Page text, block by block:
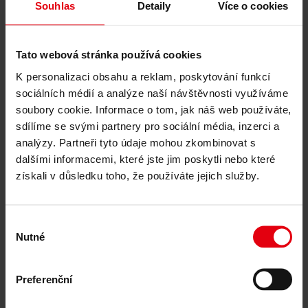
Souhlas Detaily Více o cookies
Tato webová stránka používá cookies
K personalizaci obsahu a reklam, poskytování funkcí
sociálních médií a analýze naší návštěvnosti využíváme
soubory cookie. Informace o tom, jak náš web používáte,
sdílíme se svými partnery pro sociální média, inzerci a
analýzy. Partneři tyto údaje mohou zkombinovat s
dalšími informacemi, které jste jim poskytli nebo které
získali v důsledku toho, že používáte jejich služby.
souhlasu
Nutné
Preferenční
Kultura a vzdělávání
Nákupní a zábavní centra
Zdravotnictví
Všechno
Česká republika
Rakousko
Slovensko
Ukrajina
Průmyslové a administrativní budovy
Průmyslové a administrativní budovy
Kultura a vzdělávání
Vltavská filharmonie, Praha